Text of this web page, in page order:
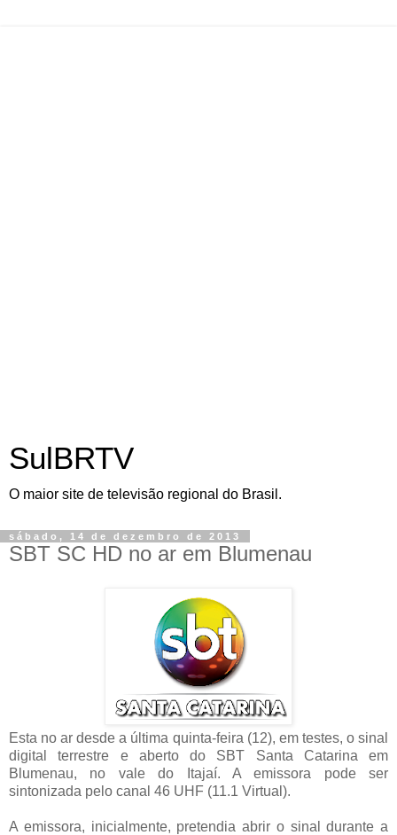
SulBRTV
O maior site de televisão regional do Brasil.
sábado, 14 de dezembro de 2013
SBT SC HD no ar em Blumenau
Esta no ar desde a última quinta-feira (12), em testes, o sinal
digital terrestre e aberto do SBT Santa Catarina em
Blumenau, no vale do Itajaí. A emissora pode ser
sintonizada pelo canal 46 UHF (11.1 Virtual).
A emissora, inicialmente, pretendia abrir o sinal durante a